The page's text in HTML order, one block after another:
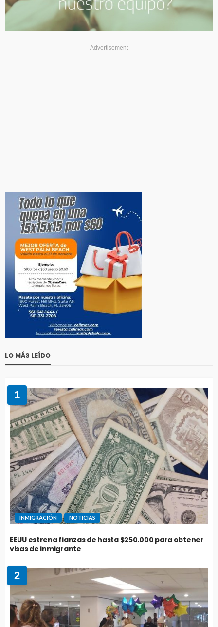
- Advertisement -
LO MÁS LEÍDO
1
INMIGRACIÓN NOTICIAS
EEUU estrena fianzas de hasta $250.000 para obtener
visas de inmigrante
2